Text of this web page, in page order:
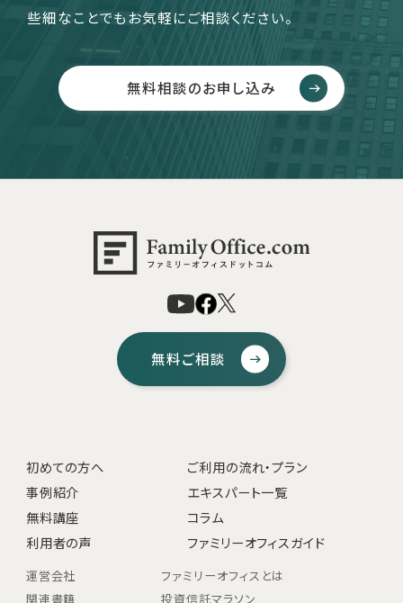
些細なことでもお気軽にご相談ください。
無料相談のお申し込み
無料ご相談
初めての方へ
ご利用の流れ・プラン
事例紹介
エキスパート一覧
無料講座
コラム
利用者の声
ファミリーオフィスガイド
運営会社
ファミリーオフィスとは
関連書籍
投資信託マラソン